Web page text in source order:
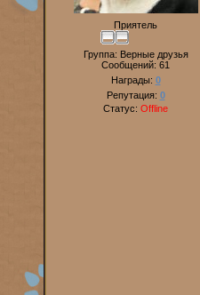
Приятель
Группа: Верные друзья
Сообщений: 61
Награды: 0
Репутация: 0
Статус: Offline